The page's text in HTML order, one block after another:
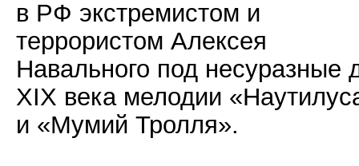
в РФ экстремистом и
террористом Алексея
Навального под несуразные
XIX века мелодии
и «Мумий Тролля».